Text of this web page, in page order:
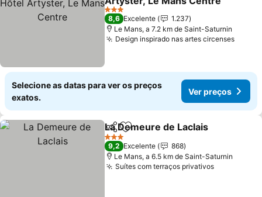
Ver preços
3 Estrelas
8,6 Excelente
1.237
Le Mans, a 7.2 km de Saint-Saturnin
Design inspirado nas artes circensesVer
Selecione as datas para ver os preços
exatos.
Ver preços
PartilharAdicionar aos favoritos
La Demeure de Laclais
3 Estrelas
9,2 Excelente
868
Le Mans, a 6.5 km de Saint-Saturnin
Suítes com terraços privativosVer preços